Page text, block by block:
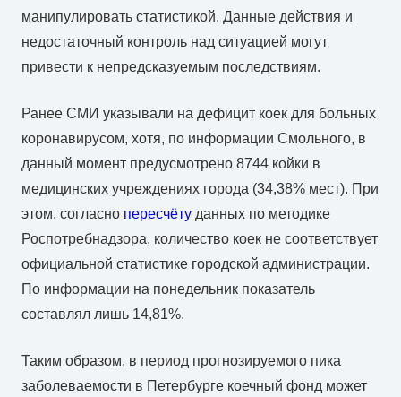
манипулировать статистикой. Данные действия и
недостаточный контроль над ситуацией могут
привести к непредсказуемым последствиям.
Ранее СМИ указывали на дефицит коек для больных
коронавирусом, хотя, по информации Смольного, в
данный момент предусмотрено 8744 койки в
медицинских учреждениях города (34,38% мест). При
этом, согласно пересчёту данных по методике
Роспотребнадзора, количество коек не соответствует
официальной статистике городской администрации.
По информации на понедельник показатель
составлял лишь 14,81%.
Таким образом, в период прогнозируемого пика
заболеваемости в Петербурге коечный фонд может